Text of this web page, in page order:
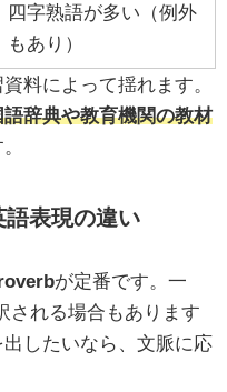
四字熟語が多い（例外
もあり）
料によって揺れます。
語辞典や教育機関の教材
語表現の違い
が定番です。一
される場合もあります
したいなら、文脈に応